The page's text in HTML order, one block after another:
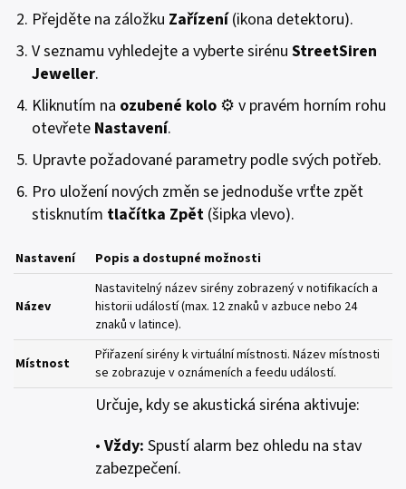
Přejděte na záložku Zařízení(ikona detektoru).
V seznamu vyhledejte a vyberte sirénu StreetSiren
Jeweller.
Kliknutím na ozubené kolo ⚙️ v pravém horním rohu
otevřete Nastavení.
Upravte požadované parametry podle svých potřeb.
Pro uložení nových změn se jednoduše vrťte zpět
stisknutím tlačítka Zpět (šipka vlevo).
Nastavení Popis a dostupné možnosti
Název
Nastavitelný název sirény zobrazený v notifikacích a
historii událostí (max. 12 znaků v azbuce nebo 24
znaků v latince).
Místnost
Přiřazení sirény k virtuální místnosti. Název místnosti
se zobrazuje v oznámeních a feedu událostí.
Určuje, kdy se akustická siréna aktivuje:
• Vždy: Spustí alarm bez ohledu na stav
zabezpečení.